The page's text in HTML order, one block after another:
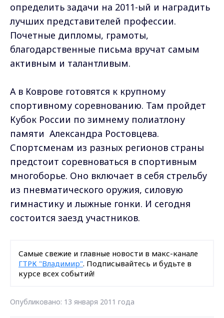
определить задачи на 2011-ый и наградить
лучших представителей профессии.
Почетные дипломы, грамоты,
благодарственные письма вручат самым
активным и талантливым.
А в Коврове готовятся к крупному
спортивному соревнованию. Там пройдет
Кубок России по зимнему полиатлону
памяти Александра Ростовцева.
Спортсменам из разных регионов страны
предстоит соревноваться в спортивным
многоборье. Оно включает в себя стрельбу
из пневматического оружия, силовую
гимнастику и лыжные гонки. И сегодня
состоится заезд участников.
Самые свежие и главные новости в макс-канале
ГТРК "Владимир". Подписывайтесь и будьте в
курсе всех событий!
Опубликовано: 13 января 2011 года